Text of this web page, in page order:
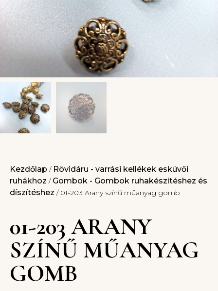
Kezdőlap / Rövidáru - varrási kellékek esküvői
ruhákhoz / Gombok - Gombok ruhakészítéshez és
díszítéshez / 01-203 Arany színű műanyag gomb
01-203 ARANY
SZÍNŰ MŰANYAG
GOMB